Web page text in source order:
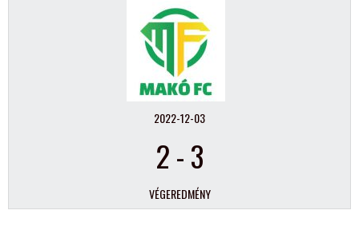
2022-12-03
2-3
VÉGEREDMÉNY